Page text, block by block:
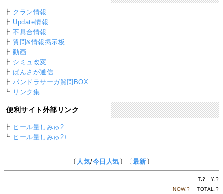
┣ クラン情報
┣ Update情報
┣不具合情報
┣質問&情報掲示板
┣動画
┣ シミュ改変
┣ぱんさが通信
┣パンドラサーガ質問BOX
┗ リンク集
便利サイト外部リンク
┣ ヒール量しみゅ2
┗ ヒール量しみゅ2+
〔 人気/今日人気 〕〔 最新 〕
T.? Y.?
NOW.? TOTAL.?